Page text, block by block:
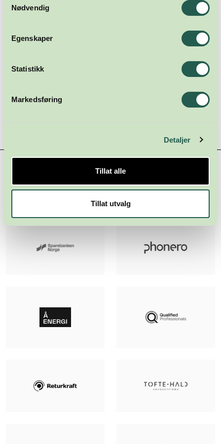
Nødvendig
Egenskaper
Statistikk
Markedsføring
Detaljer
Tillat alle
Tillat utvalg
Og til oss andre: Morgendagens velferd skapes ikke av det
vet at ikke alt vil lykkes.
Hovedsamarbeidspartnere